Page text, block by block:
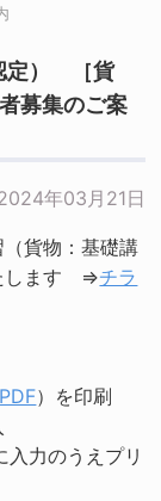
定） ［貨
募集のご案
年03月21日
貨物：基礎講
します ⇒チラ
PDF）を印刷
入力のうえプリ